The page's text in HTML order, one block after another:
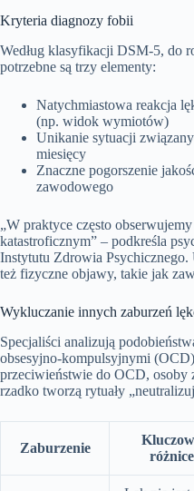
Kryteria diagnozy fobii
Według klasyfikacji DSM-5, do
potrzebne są trzy elementy:
Natychmiastowa reakcja
(np. widok wymiotów)
Unikanie sytuacji
miesięcy
Znaczne pogorszenie
zawodowego
„W praktyce często obserwujemy
katastroficznym” – podkreśla
Instytutu Zdrowia
też fizyczne objawy, takie jak
Wykluczanie innych zaburzeń
Specjaliści analizują
obsesyjno-kompulsyjnymi
przeciwieństwie do OCD, osoby
rzadko tworzą rytuały
Zaburzenie
różnice